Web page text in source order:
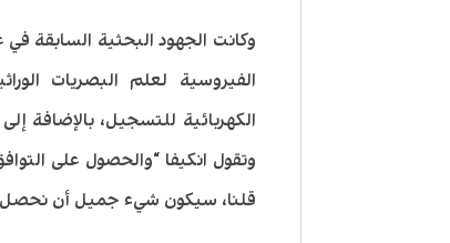
وكانت الجهود البحثية السابقة
الفيروسية لعلم البصريات
الكهربائية للتسجيل، بالإضافة
وتقول انكيفا “والحصول على
قلنا، سيكون شيء جميل أن